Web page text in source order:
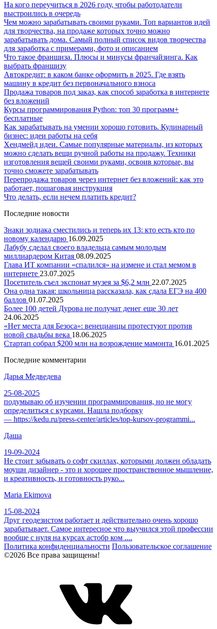
На кого переучиться в 2026 году, чтобы работодатели
выстроились в очередь
Чем можно зарабатывать своими руками. Топ вариантов идей
для творчества, на продаже которых точно можно
зарабатывать дома. Самый полный список видов творчества
для заработка с примерами, фото и описанием
Что такое франшиза. Плюсы и минусы франчайзинга. Как
выбрать франшизу
Автокредит: в каком банке оформить в 2025. Где взять
машину в кредит без первоначального взноса
Продажа товаров под заказ, как способ заработка в интернете
без вложений
Курсы программирования Python: топ 30 программ+
бесплатные
Как зарабатывать на умении хорошо готовить. Кулинарный
бизнес: идеи работы на себя
Хендмейд идеи. Самые популярные материалы, из которых
можно сделать вещи ручной работы на продажу. Техники
изготовления вещей своими руками, освоив которые, вы
точно сможете зарабатывать
Перепродажа товаров через интернет без вложений: как это
работает, пошаговая инструкция
Что делать, если нечем платить кредит?
Последние новости
Знаки зодиака сместились и теперь их 13: кто есть кто по
новому календарю 16.09.2025
Лабубу сделал своего владельца самым молодым
миллиардером Китая 08.09.2025
Глава ИТ компании «спалился» на измене и стал мемом в
интернете 23.07.2025
Посетитель съел экспонат музея за $6,2 млн 22.07.2025
Она одна такая: школьница рассказала, как сдала ЕГЭ на 400
баллов 01.07.2025
Более 100 детей Дурова не получат денег еще 30 лет
24.06.2025
«Нет места для Безоса»: венецианцы протестуют против
новой свадьбы века 18.06.2025
Стартап собрал $200 млн на возрождение мамонта 16.01.2025
Последние комментарии
Дарья Медведева
25-08-2025
подумываю об изучении программирования, но не могу
определиться с курсами. Нашла подборку
— https://kedu.ru/press-center/articles/top-kursov-programmi...
Даша
19-09-2024
Не стоит забывать о софт скиллах, которыми должен обладать
моушн дизайнер - это и хорошее пространственное мышление,
и креативность, и готовность руко...
Maria Ekimova
15-08-2024
Друг геодезистом работает и действительно очень хорошо
зарабатывает. Самое интересное что выучился этой профессии
вообще с нуля на курсах астобр ком ....
Политика конфиденциальности Пользовательское соглашение
©2026 Все права защищены!